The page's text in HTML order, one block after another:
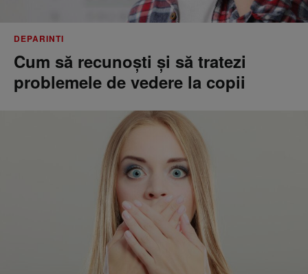
DEPARINTI
Cum să recunoști și să tratezi
problemele de vedere la copii